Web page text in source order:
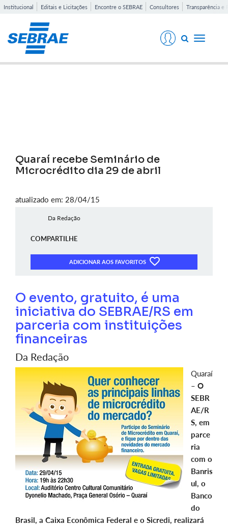
Institucional Editais e Licitações Encontre o SEBRAE Consultores Transparência e
Toggle
Quaraí recebe Seminário de
Microcrédito dia 29 de abril
atualizado em: 28/04/15
Da Redação
COMPARTILHE
ADICIONAR AOS FAVORITOS
O evento, gratuito, é uma
iniciativa do SEBRAE/RS em
parceria com instituições
financeiras
Da Redação
Quaraí
– O
SEBR
AE/R
S, em
parce
ria
com o
Banris
ul, o
Banco
do
Brasil, a Caixa Econômica Federal e o Sicredi, realizará